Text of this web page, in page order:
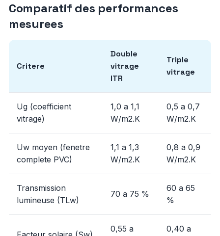
Comparatif des performances
mesurees
Critere
Double
vitrage
ITR
Triple
vitrage
Ug (coefficient
vitrage)
1,0 a 1,1
W/m2.K
0,5 a 0,7
W/m2.K
Uw moyen (fenetre
complete PVC)
1,1 a 1,3
W/m2.K
0,8 a 0,9
W/m2.K
Transmission
lumineuse (TLw)
70 a 75 %
60 a 65
%
0,55 a
0,40 a